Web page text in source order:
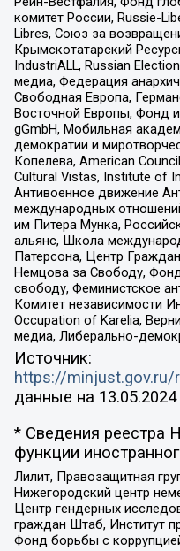
комитет России, Russie-
Libres, Союз за
Крымскотатарский
IndustriALL, Russian
медиа, Федерация
Свободная Европа,
Восточной Европы, Фонд
gGmbH, Мобильная
демократии и
Копелева, American
Cultural Vistas, Institute of
Антивоенное движение
международных
им Питера Мунка,
альянс, Школа
Патерсона, Центр
Немцова за Свободу,
свободу, Феминистское
Комитет независимости
Occupation of Karelia,
медиа, Либерально-
Источник:
https://
данные на 13.05.2024
* Сведения
функции
Лилит, Правозащитная
Нижегородский центр
Центр гендерных
граждан Штаб, Институт
Фонд борьбы с